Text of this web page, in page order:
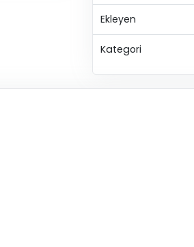
Ekleyen
Kategori